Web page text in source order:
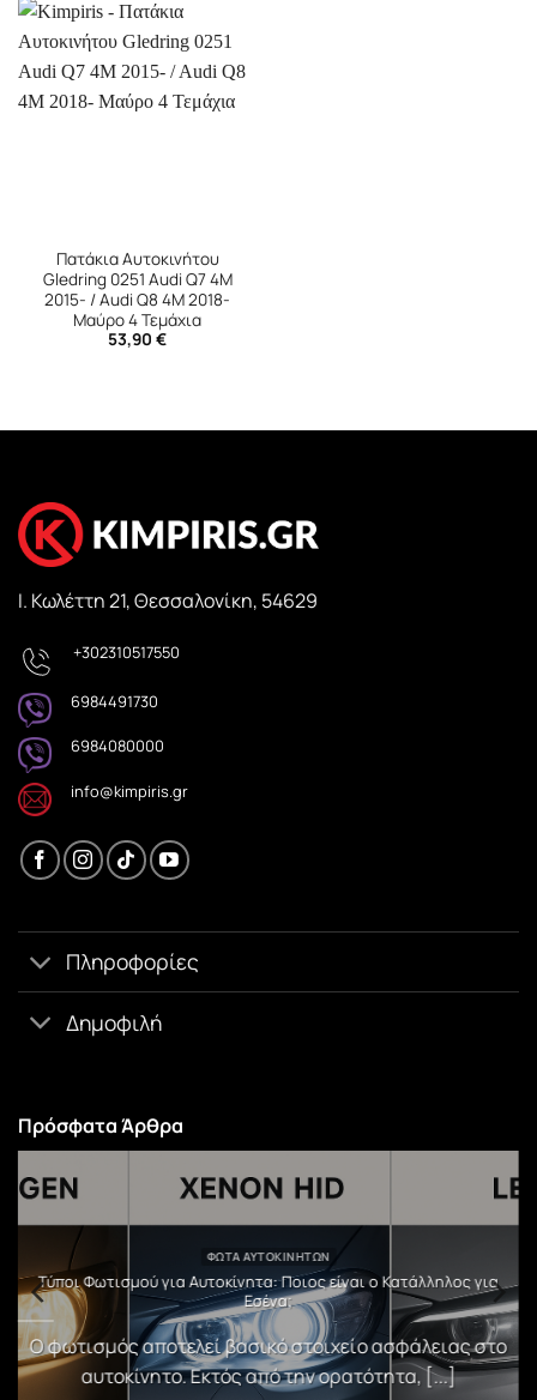
Πατάκια Αυτοκινήτου
Gledring 0251 Audi Q7 4M
2015- / Audi Q8 4M 2018-
Μαύρο 4 Τεμάχια
53,90 €
Ι. Κωλέττη 21, Θεσσαλονίκη, 54629
+302310517550
6984491730
6984080000
info@kimpiris.gr
Πληροφορίες
Δημοφιλή
Πρόσφατα Άρθρα
ΦΏΤΑ ΑΥΤΟΚΙΝΉΤΩΝ
Τύποι Φωτισμού για Αυτοκίνητα: Ποιος είναι ο Κατάλληλος για
Εσένα;
Ο φωτισμός αποτελεί βασικό στοιχείο ασφάλειας στο
αυτοκίνητο. Εκτός από την ορατότητα, [...]